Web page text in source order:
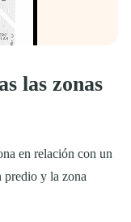
las zonas
en relación con un
predio y la zona